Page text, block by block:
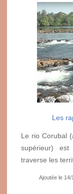
Les
Le rio Corubal
supérieur)
traverse les
Ajoutée le